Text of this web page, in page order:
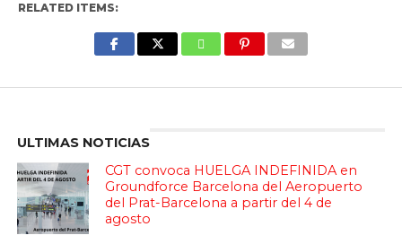
RELATED ITEMS:
ULTIMAS NOTICIAS
CGT convoca HUELGA INDEFINIDA en
Groundforce Barcelona del Aeropuerto
del Prat-Barcelona a partir del 4 de
agosto